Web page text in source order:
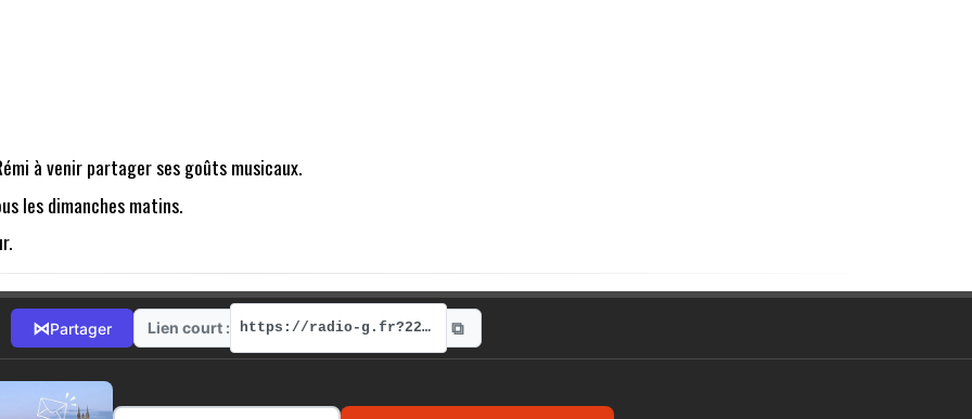
à venir partager ses goûts musicaux.
les dimanches matins.
⋈Partager Lien court : https://radio-g.fr?22694 ⧉